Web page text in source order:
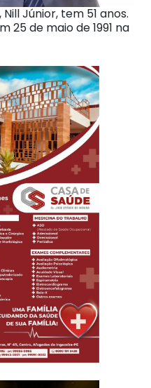
Júnior, tem 51 anos.
25 de maio de 1991 na